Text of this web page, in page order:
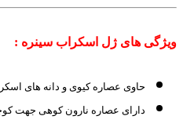
ویژگی های ژل اسکراب سینره :
حاوی عصاره کیوی و دانه های
دارای عصاره نارون کوهی جهت